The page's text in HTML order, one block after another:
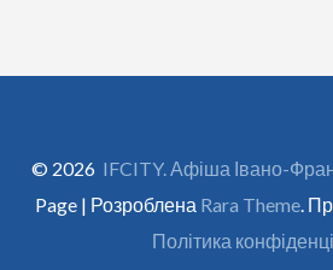
© 2026 IFCITY. Афіша Івано-
Page | Розроблена Rara Theme .
Політика